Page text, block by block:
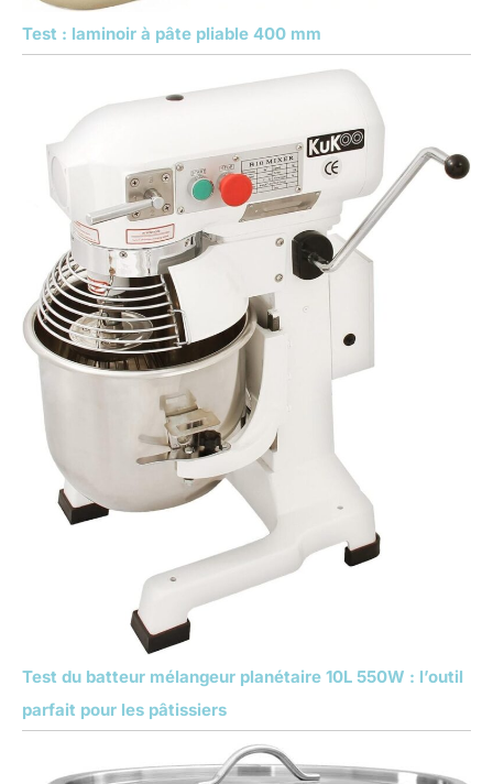
Test : laminoir à pâte pliable 400 mm
Test du batteur mélangeur planétaire 10L 550W : l’outil
parfait pour les pâtissiers